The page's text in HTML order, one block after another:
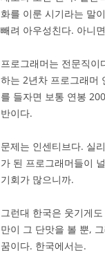
화를 이룬 시기라는 말
빼려 아우성친다. 아니
프로그래머는 전문직
하는 2년차 프로그래머
를 들자면 보통 연봉
반이다.
문제는 인센티브다. 실
가 된 프로그래머들이
기회가 많으니까.
그런대 한국은 웃기게
만이 그 단맛을 볼 뿐,
꿈이다. 한국에서는.